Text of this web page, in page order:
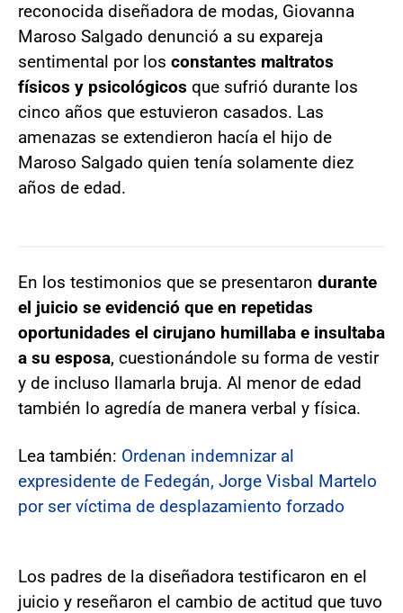
reconocida diseñadora de modas, Giovanna
Maroso Salgado denunció a su expareja
sentimental por los constantes maltratos
físicos y psicológicos que sufrió durante los
cinco años que estuvieron casados. Las
amenazas se extendieron hacía el hijo de
Maroso Salgado quien tenía solamente diez
años de edad.
En los testimonios que se presentaron durante
el juicio se evidenció que en repetidas
oportunidades el cirujano humillaba e insultaba
a su esposa, cuestionándole su forma de vestir
y de incluso llamarla bruja. Al menor de edad
también lo agredía de manera verbal y física.
Lea también: Ordenan indemnizar al
expresidente de Fedegán, Jorge Visbal Martelo
por ser víctima de desplazamiento forzado
Los padres de la diseñadora testificaron en el
juicio y reseñaron el cambio de actitud que tuvo